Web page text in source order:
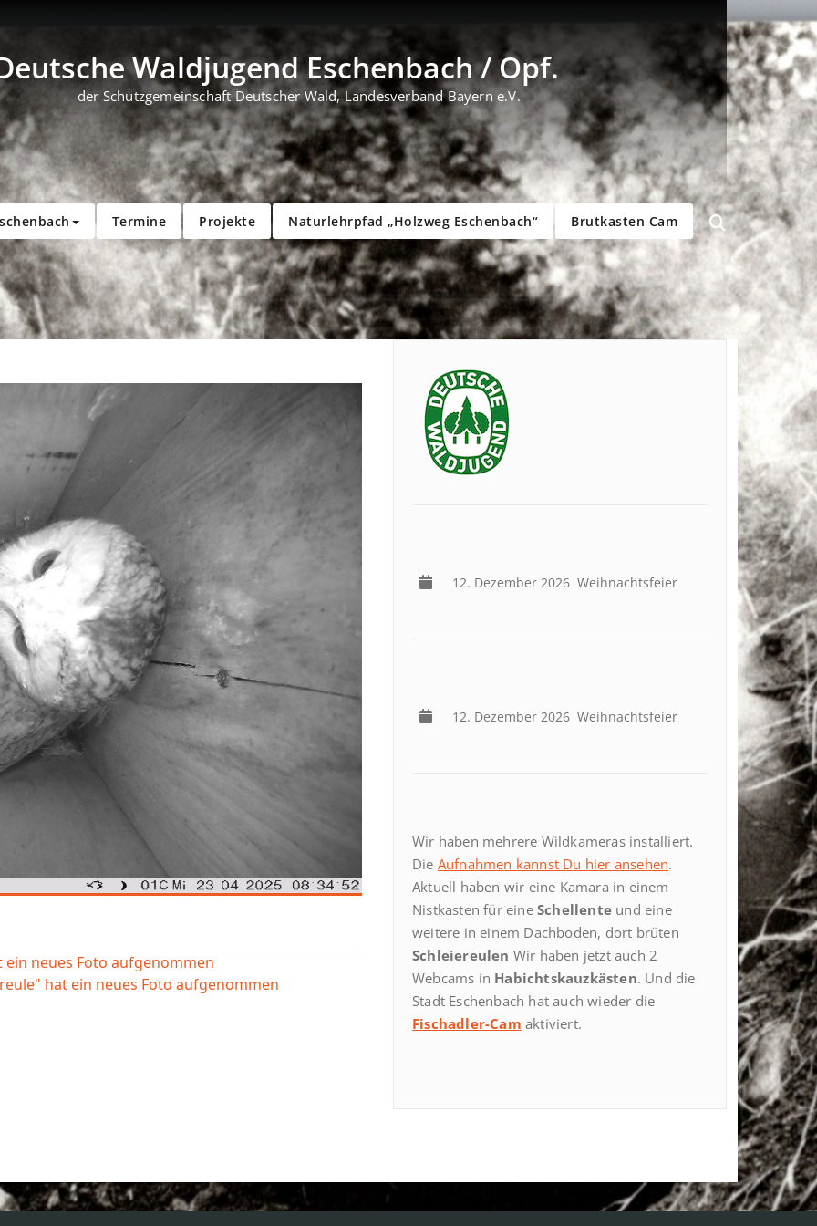
Waldjugend Eschenbach / Opf.
der Schutzgemeinschaft Deutscher Wald, Landesverband Bayern e.V.
Termine Projekte Naturlehrpfad „Holzweg Eschenbach“ Brutkasten Cam
ein neues Foto aufgenommen
hat ein neues Foto aufgenommen
12. Dezember 2026 Weihnachtsfeier
12. Dezember 2026 Weihnachtsfeier
Wir haben mehrere Wildkameras installiert.
Die Aufnahmen kannst Du hier ansehen.
Aktuell haben wir eine Kamara in einem
Nistkasten für eine Schellente und eine
weitere in einem Dachboden, dort brüten
Schleiereulen Wir haben jetzt auch 2
Webcams in Habichtskauzkästen. Und die
Stadt Eschenbach hat auch wieder die
Fischadler-Cam aktiviert.